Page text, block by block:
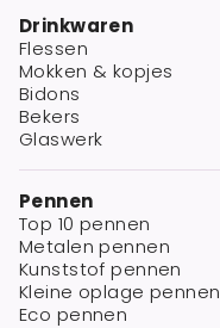
Drinkwaren
Flessen
Mokken & kopjes
Bidons
Bekers
Glaswerk
Pennen
Top 10 pennen
Metalen pennen
Kunststof pennen
Kleine oplage pennen
Eco pennen